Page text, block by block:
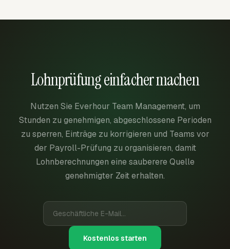
Lohnprüfung einfacher machen
Nutzen Sie Everhour Team Management, um
Stunden zu genehmigen, abgeschlossene Perioden
zu sperren, Einträge zu korrigieren und Teams vor
der Payroll-Prüfung zu organisieren, damit
Lohnberechnungen eine sauberere Quelle
genehmigter Zeit erhalten.
Kostenlos starten